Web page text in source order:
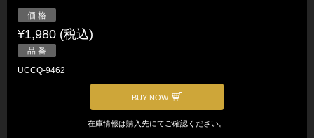
価 格
¥1,980 (税込)
品 番
UCCQ-9462
BUY NOW
在庫情報は購入先にてご確認ください。